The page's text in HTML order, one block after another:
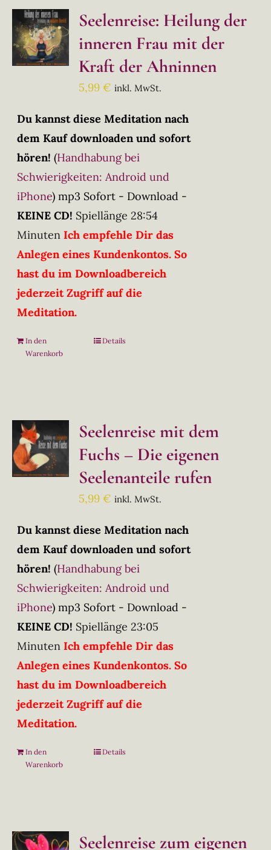
Seelenreise: Heilung der
inneren Frau mit der
Kraft der Ahninnen
5,99€ inkl. MwSt.
Du kannst diese Meditation nach
dem Kauf downloaden und sofort
hören! (Handhabung bei
Schwierigkeiten: Android und
iPhone) mp3 Sofort - Download -
KEINE CD! Spiellänge 28:54
Minuten Ich empfehle Dir das
Anlegen eines Kundenkontos. So
hast du im Downloadbereich
jederzeit Zugriff auf die
Meditation.
In den
Warenkorb
Details
Seelenreise mit dem
Fuchs – Die eigenen
Seelenanteile rufen
5,99€ inkl. MwSt.
Du kannst diese Meditation nach
dem Kauf downloaden und sofort
hören! (Handhabung bei
Schwierigkeiten: Android und
iPhone) mp3 Sofort - Download -
KEINE CD! Spiellänge 23:05
Minuten Ich empfehle Dir das
Anlegen eines Kundenkontos. So
hast du im Downloadbereich
jederzeit Zugriff auf die
Meditation.
In den
Warenkorb
Details
Seelenreise zum eigenen